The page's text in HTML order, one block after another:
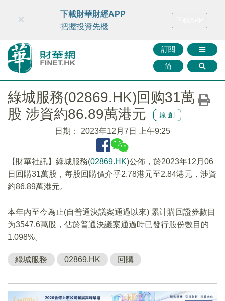
財華智庫網 FINTV FINMETA 財華證券 媒體矩陣
訂閱
简
×
下載財華財經APP
把握投資先機
綠城服務(02869.HK)回购31萬
股 涉資約86.89萬港元
原創
日期： 2023年12月7日 上午9:25
【財華社訊】綠城服務(02869.HK)公佈，於2023年12月06
日回購31萬股，每股回購價介乎2.78港元至2.84港元，涉資
約86.89萬港元。
本年內至今為止(自普通決議案通過以來) 累计購回證券數目
为3547.6萬股，佔於普通決議案通過時已發行股份數目的
1.098%。
綠城服務 02869.HK 回購